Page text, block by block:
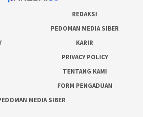
REDAKSI
PEDOMAN MEDIA SIBER
KARIR
PRIVACY POLICY
TENTANG KAMI
FORM PENGADUAN
MEDIA SIBER